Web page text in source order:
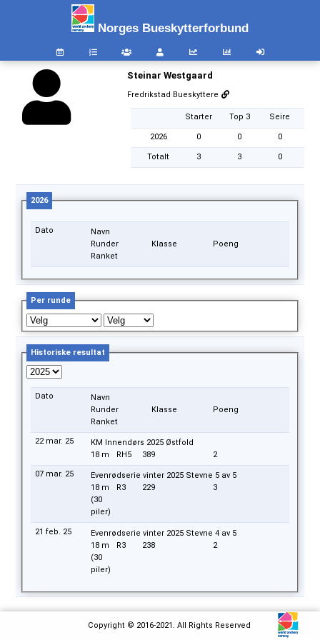
Norges Bueskytterforbund
Steinar Westgaard
Fredrikstad Bueskyttere
Starter Top 3 Seire
2026 0 0 0
Totalt 3 3 0
2026
Dato
Navn
Runder
Klasse
Poeng
Ranket
Per runde
Historiske resultat
Dato
Navn
Runder
Klasse
Poeng
Ranket
22 mar. 25
KM Innendørs 2025 Østfold
18 m
RH5 389 2
07 mar. 25
Evenrødserie vinter 2025 Stevne 5 av 5
18 m
(30
piler)
R3 229 3
21 feb. 25
Evenrødserie vinter 2025 Stevne 4 av 5
18 m
(30
piler)
R3 238 2
Copyright © 2016-2021. All Rights Reserved